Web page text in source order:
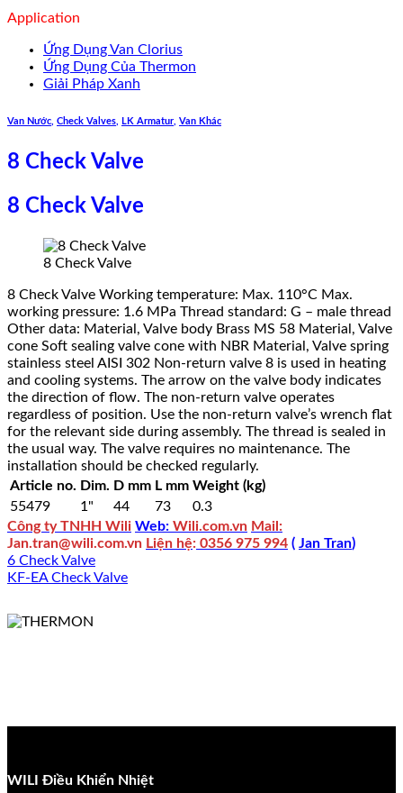
Application
Ứng Dụng Van Clorius
Ứng Dụng Của Thermon
Giải Pháp Xanh
Van Nước Check Valves LK Armatur Van Khác
8 Check Valve
8 Check Valve
8 Check Valve
8 Check Valve Working temperature: Max. 110°C Max.
working pressure: 1.6 MPa Thread standard: G – male thread
Other data: Material, Valve body Brass MS 58 Material, Valve
cone Soft sealing valve cone with NBR Material, Valve spring
stainless steel AISI 302 Non-return valve 8 is used in heating
and cooling systems. The arrow on the valve body indicates
the direction of flow. The non-return valve operates
regardless of position. Use the non-return valve’s wrench flat
for the relevant side during assembly. The thread is sealed in
the usual way. The valve requires no maintenance. The
installation should be checked regularly.
Article no. Dim. D mm L mm Weight (kg)
55479
1" 44 73
0.3
Công ty TNHH Wili Web: Wili.com.vn Mail:
Jan.tran@wili.com.vn Liện hệ: 0356 975 994 ( Jan Tran)
6 Check Valve
KF-EA Check Valve
WILI Điều Khiển Nhiệt